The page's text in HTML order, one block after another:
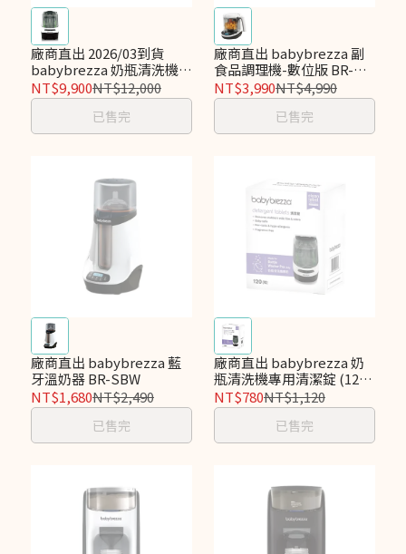
廠商直出 2026/03到貨
babybrezza 奶瓶清洗機
BR-BWP
NT$9,900NT$12,000
已售完
廠商直出 babybrezza 副
食品調理機-數位版 BR-
FMD
NT$3,990NT$4,990
已售完
廠商直出 babybrezza 藍
牙溫奶器 BR-SBW
NT$1,680NT$2,490
已售完
廠商直出 babybrezza 奶
瓶清洗機專用清潔錠 (120
粒) BR-DT-120
NT$780NT$1,120
已售完